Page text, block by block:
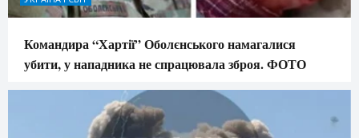
Командира “Хартії” Оболєнського намагалися
убити, у нападника не спрацювала зброя. ФОТО